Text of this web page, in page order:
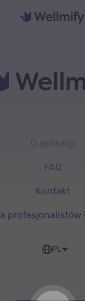
O aplikacji
FAQ
Kontakt
profesjonalistów
PL